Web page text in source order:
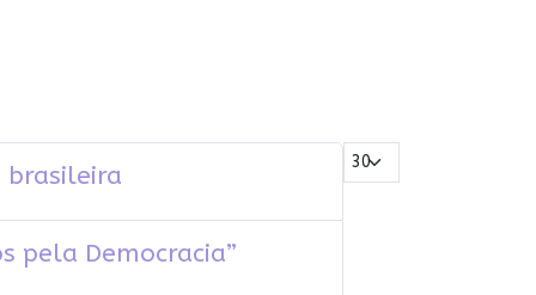
Mostrar #
brasileira
pela Democracia”